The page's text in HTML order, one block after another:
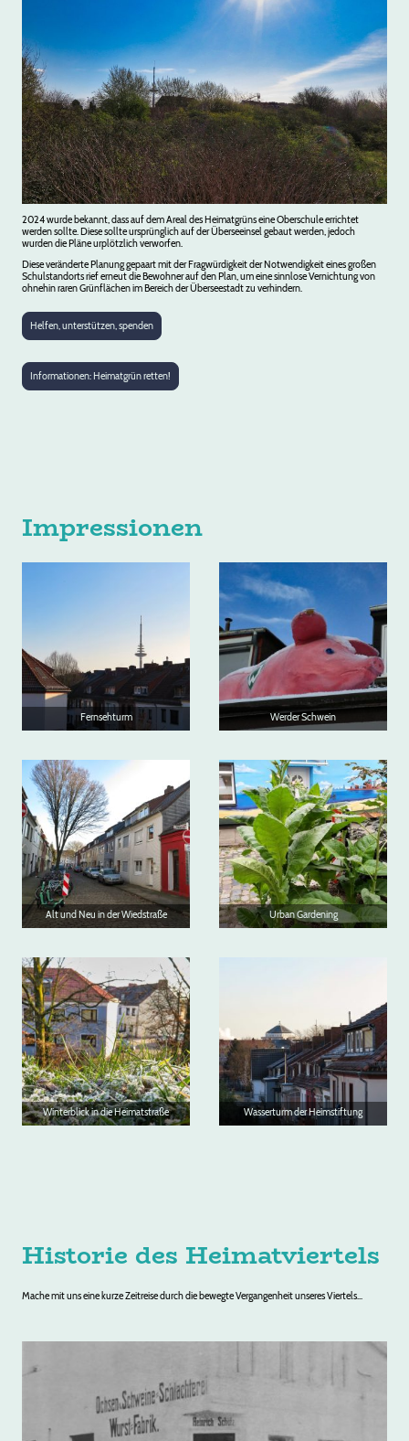
2024 wurde bekannt, dass auf dem Areal des Heimatgrüns eine Oberschule errichtet
werden sollte. Diese sollte ursprünglich auf der Überseeinsel gebaut werden, jedoch
wurden die Pläne urplötzlich verworfen.
Diese veränderte Planung gepaart mit der Fragwürdigkeit der Notwendigkeit eines großen
Schulstandorts rief erneut die Bewohner auf den Plan, um eine sinnlose Vernichtung von
ohnehin raren Grünflächen im Bereich der Überseestadt zu verhindern.
Helfen, unterstützen, spenden
Informationen: Heimatgrün retten!
Impressionen
Fernsehturm Werder Schwein
Alt und Neu in der Wiedstraße Urban Gardening
Winterblick in die Heimatstraße Wasserturm der Heimstiftung
Historie des Heimatviertels
Mache mit uns eine kurze Zeitreise durch die bewegte Vergangenheit unseres Viertels...